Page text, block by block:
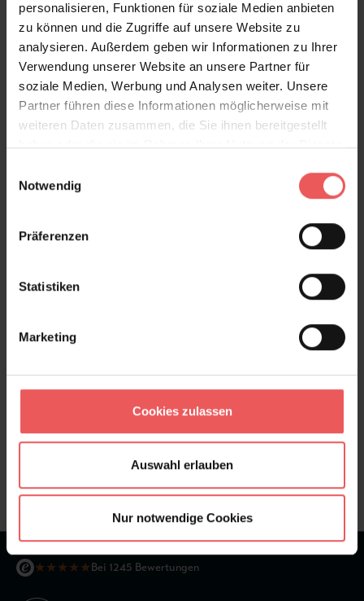
personalisieren, Funktionen für soziale Medien anbieten
zu können und die Zugriffe auf unsere Website zu
analysieren. Außerdem geben wir Informationen zu Ihrer
Verwendung unserer Website an unsere Partner für
soziale Medien, Werbung und Analysen weiter. Unsere
Partner führen diese Informationen möglicherweise mit
weiteren Daten zusammen, die Sie ihnen bereitgestellt
haben oder die sie im Rahmen Ihrer Nutzung der Dienste
Notwendig
Präferenzen
Statistiken
Marketing
Cookies zulassen
Auswahl erlauben
Nur notwendige Cookies
einen handwerklich inspirierten Ausdruck. So
entsteht eine Tapete mit urbanem Flair, die
Individualität ausstrahlt und Räume mit kreativer
Energie füllt. Interference eignet sich hervorragend
für moderne Wohnbereiche, stilvolle Arbeitszimmer
oder ausdrucksstarke Akzentwände, die
Designbewusstsein und Persönlichkeit sichtbar
FAQ
★ ★ ★ ★ ★Bei 1245 Bewertungen